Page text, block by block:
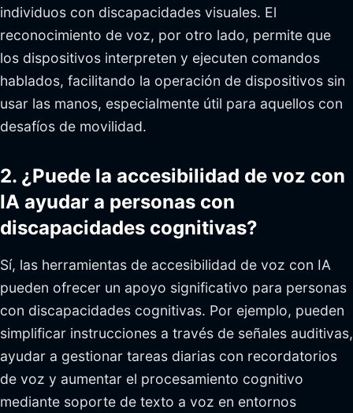
individuos con discapacidades visuales. El
reconocimiento de voz, por otro lado, permite que
los dispositivos interpreten y ejecuten comandos
hablados, facilitando la operación de dispositivos sin
usar las manos, especialmente útil para aquellos con
desafíos de movilidad.
2. ¿Puede la accesibilidad de voz con
IA ayudar a personas con
discapacidades cognitivas?
Sí, las herramientas de accesibilidad de voz con IA
pueden ofrecer un apoyo significativo para personas
con discapacidades cognitivas. Por ejemplo, pueden
simplificar instrucciones a través de señales auditivas,
ayudar a gestionar tareas diarias con recordatorios
de voz y aumentar el procesamiento cognitivo
mediante soporte de texto a voz en entornos